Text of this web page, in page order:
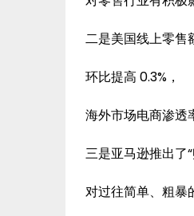
二是美国线上零售
环比提高 0.3%，
海外市场电商渗透
三是亚马逊推出了
对过往简单、粗暴